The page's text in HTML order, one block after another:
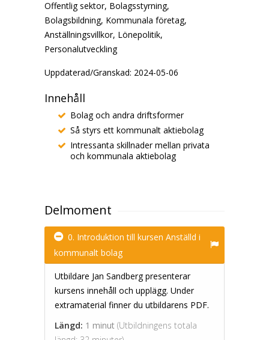
Offentlig sektor, Bolagsstyrning,
Bolagsbildning, Kommunala företag,
Anställningsvillkor, Lönepolitik,
Personalutveckling
Uppdaterad/Granskad: 2024-05-06
Innehåll
Bolag och andra driftsformer
Så styrs ett kommunalt aktiebolag
Intressanta skillnader mellan privata
och kommunala aktiebolag
Delmoment
0. Introduktion till kursen Anställd i
kommunalt bolag
Utbildare Jan Sandberg presenterar
kursens innehåll och upplägg. Under
extramaterial finner du utbildarens PDF.
Längd: 1 minut (Utbildningens totala